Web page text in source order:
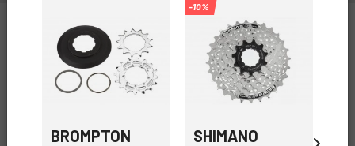
BROMPTON
-10%
SHIMANO